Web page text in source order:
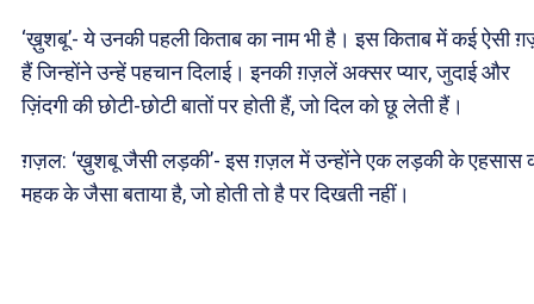
‘ख़ुशबू’- ये उनकी पहली किताब का नाम भी है। इस किताब में कई ऐसी
हैं जिन्होंने उन्हें पहचान दिलाई। इनकी ग़ज़लें अक्सर प्यार, जुदाई और
ज़िंदगी की छोटी-छोटी बातों पर होती हैं, जो दिल को छू लेती हैं।
ग़ज़ल: ‘ख़ुशबू जैसी लड़की’- इस ग़ज़ल में उन्होंने एक लड़की के एहसास
महक के जैसा बताया है, जो होती तो है पर दिखती नहीं।